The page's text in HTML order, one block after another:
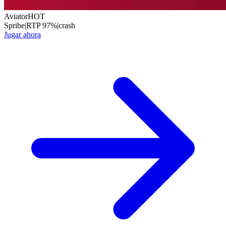
AviatorHOT
Spribe|RTP97%|crash
Jugar ahora